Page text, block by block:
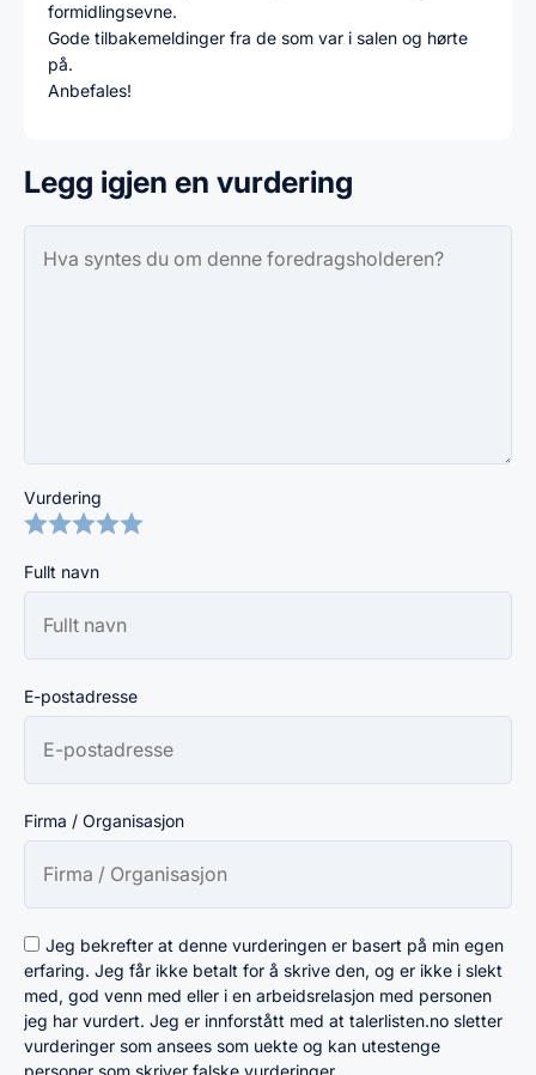
formidlingsevne.
Gode tilbakemeldinger fra de som var i salen og hørte
på.
Anbefales!
Legg igjen en vurdering
Vurdering
Fullt navn
E-postadresse
Firma / Organisasjon
Jeg bekrefter at denne vurderingen er basert på min egen
erfaring. Jeg får ikke betalt for å skrive den, og er ikke i slekt
med, god venn med eller i en arbeidsrelasjon med personen
jeg har vurdert. Jeg er innforstått med at talerlisten.no sletter
vurderinger som ansees som uekte og kan utestenge
personer som skriver falske vurderinger.